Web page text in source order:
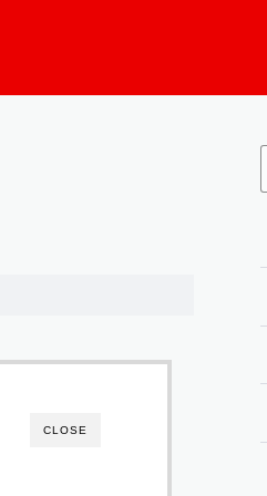
CLOSE